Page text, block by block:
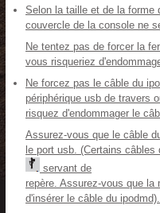
Selon la taille et de la forme
couvercle de la console ne
Ne tentez pas de forcer la
vous risqueriez
Ne forcez pas le câble du
périphérique usb de travers
risquez d'endommager le
Assurez-vous que le câble
le port usb. (Certains
servant de
repère. Assurez-vous que
d'insérer le câble du ipodmd).